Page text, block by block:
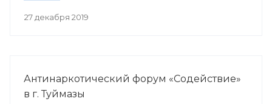
27 декабря 2019
Антинаркотический форум «Содействие»
в г. Туймазы